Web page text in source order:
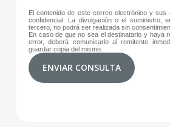
El contenido de este correo electrónico y sus
confidencial. La divulgación o el suministro,
tercero, no podrá ser realizada sin
En caso de que no sea el destinatario y haya
error, deberá comunicarlo al remitente
guardar copia del mismo.
ENVIAR CONSULTA